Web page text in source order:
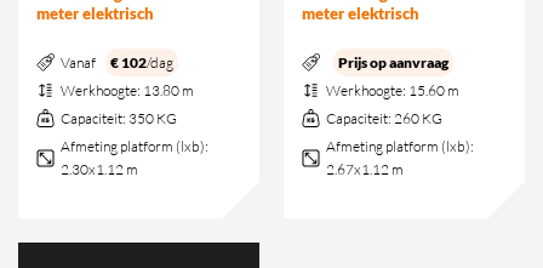
meter elektrisch
Vanaf € 102/dag
Werkhoogte: 13.80 m
Capaciteit: 350 KG
Afmeting platform (lxb):
2.30x1.12 m
meter elektrisch
Prijs op aanvraag
Werkhoogte: 15.60 m
Capaciteit: 260 KG
Afmeting platform (lxb):
2.67x1.12 m